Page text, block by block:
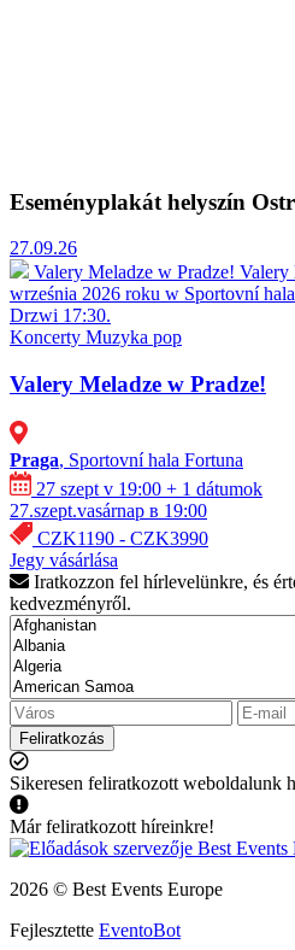
Eseményplakát helyszín
27.09.26
Valery Meladze w Pradze! Valery
września 2026 roku w Sportovní
Drzwi 17:30.
Koncerty Muzyka pop
Valery Meladze w Pradze!
Praga, Sportovní hala Fortuna
27 szept v 19:00 + 1 dátumok
27.szept.vasárnap в 19:00
CZK1190 - CZK3990
Jegy vásárlása
Iratkozzon fel hírlevelünkre, és
kedvezményről.
Feliratkozás
Sikeresen feliratkozott weboldalunk
Már feliratkozott híreinkre!
2026 © Best Events Europe
Fejlesztette EventoBot